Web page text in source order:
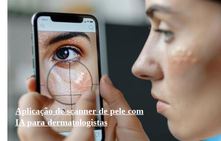
Aplicação de scanner de pele com
IA para dermatologistas